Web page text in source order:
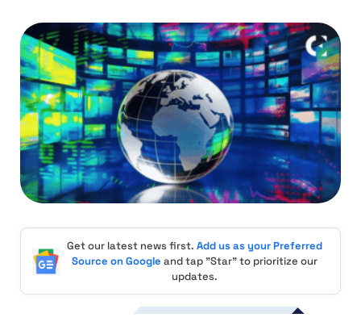
Get our latest news first. Add us as your Preferred
Source on Google and tap "Star" to prioritize our
updates.